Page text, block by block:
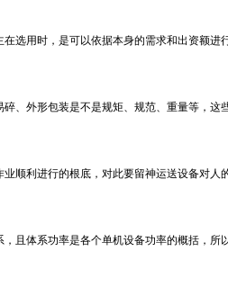
选用时，是可以依据本身的需求和出资额进
、外形包装是不是规矩、规范、重量等，这
顺利进行的根底，对此要留神运送设备对人
且体系功率是各个单机设备功率的概括，所